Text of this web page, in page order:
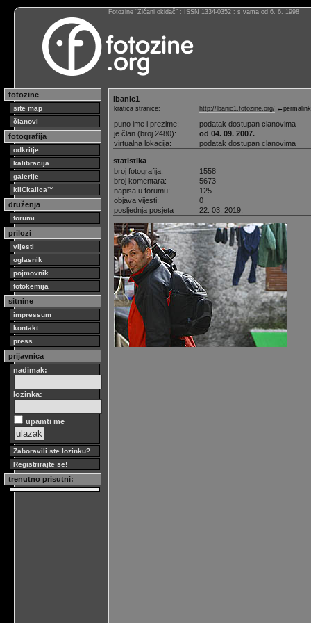
Fotozine “Žičani okidač” : ISSN 1334-0352 : s vama od 6. 6. 1998
fotozine
site map
članovi
fotografija
odkritje
kalibracija
galerije
kliCkalica™
druženja
forumi
prilozi
vijesti
oglasnik
pojmovnik
fotokemija
sitnine
impressum
kontakt
press
prijavnica
nadimak:
lozinka:
upamti me
Zaboravili ste lozinku?
Registrirajte se!
trenutno prisutni:
lbanic1
kratica stranice: http://lbanic1.fotozine.org/ ←permalink
puno ime i prezime:
podatak dostupan clanovima
je član (broj 2480):
od 04. 09. 2007.
virtualna lokacija:
podatak dostupan clanovima
statistika
broj fotografija:
1558
broj komentara:
5673
napisa u forumu:
125
objava vijesti:
0
posljednja posjeta
22. 03. 2019.